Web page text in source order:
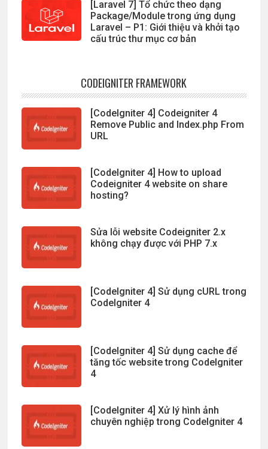
[Laravel 7] Tổ chức theo dạng
Package/Module trong ứng dụng
Laravel – P1: Giới thiệu và khởi tạo
cấu trúc thư mục cơ bản
CODEIGNITER FRAMEWORK
[CodeIgniter 4] Codeigniter 4
Remove Public and Index.php From
URL
[CodeIgniter 4] How to upload
Codeigniter 4 website on share
hosting?
Sửa lỗi website Codeigniter 2.x
không chạy được với PHP 7.x
[CodeIgniter 4] Sử dụng cURL trong
CodeIgniter 4
[CodeIgniter 4] Sử dụng cache để
tăng tốc website trong CodeIgniter
4
[CodeIgniter 4] Xử lý hình ảnh
chuyên nghiệp trong CodeIgniter 4